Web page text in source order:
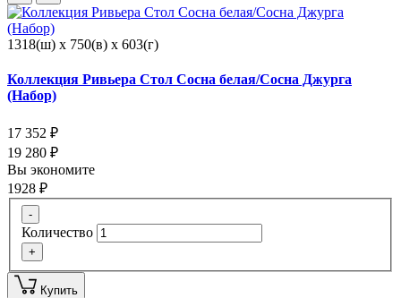
1318(ш) x 750(в) x 603(г)
Коллекция Ривьера Стол Сосна белая/Сосна Джурга
(Набор)
17 352 ₽
19 280 ₽
Вы экономите
1928 ₽
-
Количество
+
Купить